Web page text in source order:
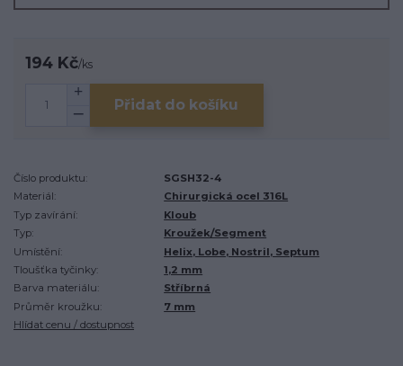
194 Kč/ks
Přidat do košíku
Číslo produktu:
SGSH32-4
Materiál:
Chirurgická ocel 316L
Typ zavírání:
Kloub
Typ:
Kroužek/Segment
Umístění:
Helix, Lobe, Nostril, Septum
Tloušťka tyčinky:
1,2 mm
Barva materiálu:
Stříbrná
Průměr kroužku:
7 mm
Hlídat cenu / dostupnost